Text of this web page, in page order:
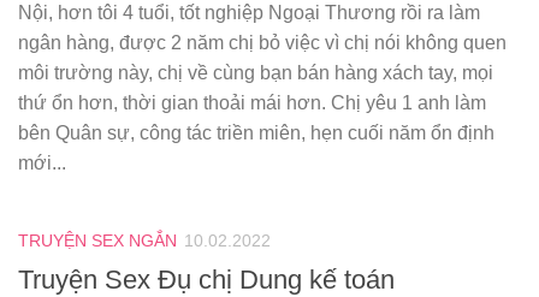
Nội, hơn tôi 4 tuổi, tốt nghiệp Ngoại Thương rồi ra làm
ngân hàng, được 2 năm chị bỏ việc vì chị nói không quen
môi trường này, chị về cùng bạn bán hàng xách tay, mọi
thứ ổn hơn, thời gian thoải mái hơn. Chị yêu 1 anh làm
bên Quân sự, công tác triền miên, hẹn cuối năm ổn định
mới...
TRUYỆN SEX NGẮN 10.02.2022
Truyện Sex Đụ chị Dung kế toán